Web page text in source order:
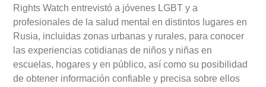
Rights Watch entrevistó a jóvenes LGBT y a
profesionales de la salud mental en distintos lugares en
Rusia, incluidas zonas urbanas y rurales, para conocer
las experiencias cotidianas de niños y niñas en
escuelas, hogares y en público, así como su posibilidad
de obtener información confiable y precisa sobre ellos